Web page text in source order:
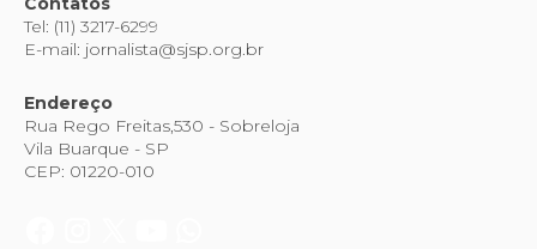
Tel: (11) 3217-6299
E-mail: jornalista@sjsp.org.br
Endereço
Rua Rego Freitas,530 - Sobreloja
Vila Buarque - SP
CEP: 01220-010